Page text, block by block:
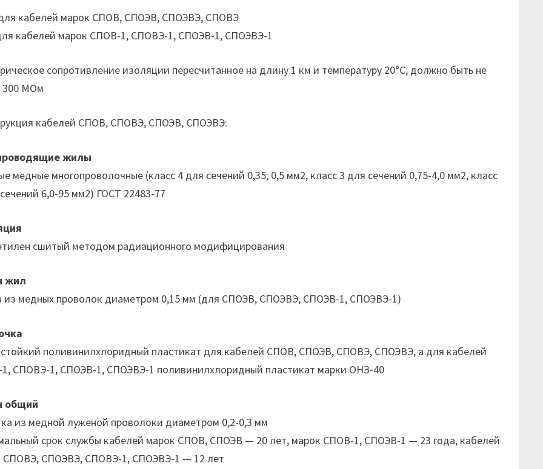
кабелей марок СПОВ, СПОЭВ, СПОЭВЭ, СПОВЭ
кабелей марок СПОВ-1, СПОВЭ-1, СПОЭВ-1, СПОЭВЭ-1
сопротивление изоляции пересчитанное на длину 1 км и температуру 20°С, должно быть не
300 МОм
кабелей СПОВ, СПОВЭ, СПОЭВ, СПОЭВЭ:
жилы
медные многопроволочные (класс 4 для сечений 0,35; 0,5 мм2, класс 3 для сечений 0,75-4,0 мм2, класс
6,0-95 мм2) ГОСТ 22483-77
сшитый методом радиационного модифицирования
жил
из медных проволок диаметром 0,15 мм (для СПОЭВ, СПОЭВЭ, СПОЭВ-1, СПОЭВЭ-1)
поливинилхлоридный пластикат для кабелей СПОВ, СПОЭВ, СПОВЭ, СПОЭВЭ, а для кабелей
СПОВЭ-1, СПОЭВ-1, СПОЭВЭ-1 поливинилхлоридный пластикат марки ОНЗ-40
общий
из медной луженой проволоки диаметром 0,2-0,3 мм
срок службы кабелей марок СПОВ, СПОЭВ — 20 лет, марок СПОВ-1, СПОЭВ-1 — 23 года, кабелей
СПОВЭ, СПОЭВЭ, СПОВЭ-1, СПОЭВЭ-1 — 12 лет